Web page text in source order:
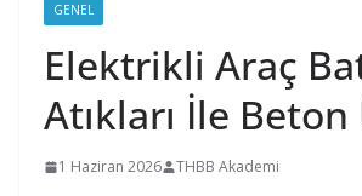
GENEL
Elektrikli Araç
Atıkları İle
1 Haziran 2026 THBB Akademi